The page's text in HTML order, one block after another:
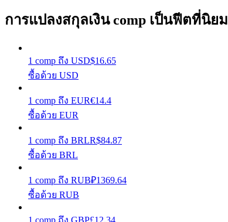
เรียนรู้วิธีการรักษาผลกำไร
ได้รับ
การแปลงสกุลเงิน comp เป็นฟีตที่นิยม
1 comp ถึง USD$16.65
ซื้อด้วย USD
1 comp ถึง EUR€14.4
ซื้อด้วย EUR
1 comp ถึง BRLR$84.87
ซื้อด้วย BRL
1 comp ถึง RUB₽1369.64
ซื้อด้วย RUB
1 comp ถึง GBP£12.34